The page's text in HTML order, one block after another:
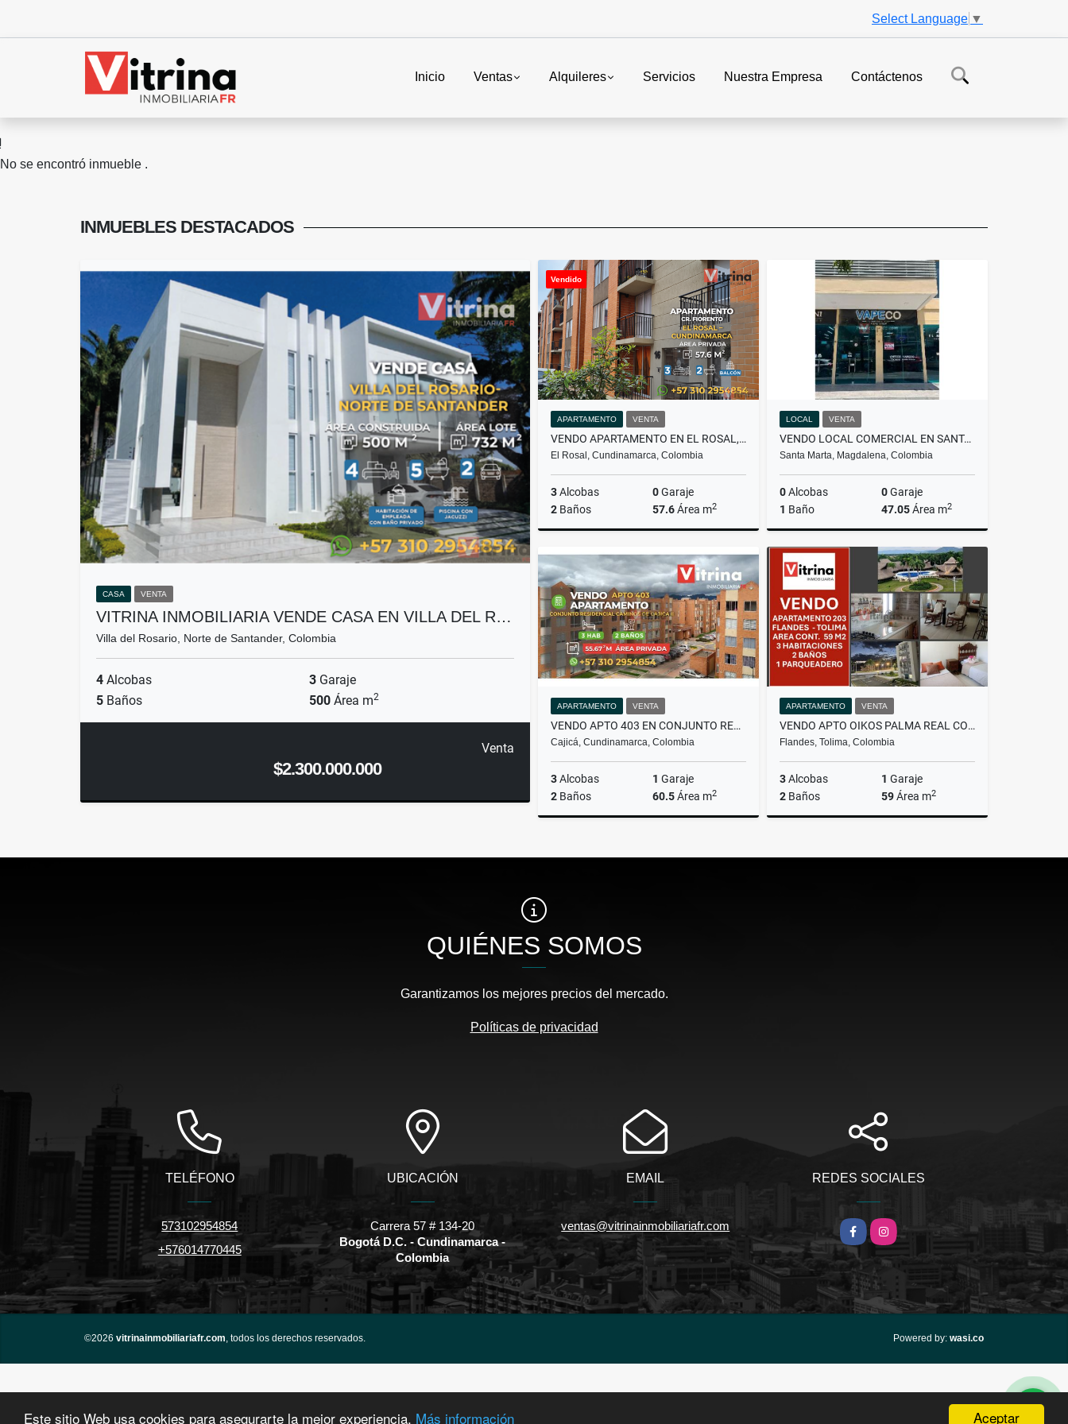
Aceptar
Este sitio Web usa cookies para asegurarte la mejor experiencia. Más información
Select Language ▼
Inicio Ventas Alquileres Servicios Nuestra Empresa Contáctenos
No se encontró inmueble .
INMUEBLES DESTACADOS
CASA VENTA
VITRINA INMOBILIARIA VENDE CASA EN VILLA DEL R…
Villa del Rosario, Norte de Santander, Colombia
4 Alcobas 3 Garaje
5 Baños 500 Área m2
Venta
$2.300.000.000
Vendido
APARTAMENTO VENTA
VENDO APARTAMENTO EN EL ROSAL, CUNDINAMARCA
El Rosal, Cundinamarca, Colombia
3Alcobas 0Garaje
2 Baños 57.6Área m2
Venta
$185.000.000
LOCAL VENTA
VENDO LOCAL COMERCIAL EN SANTA MARTA - EL MAYOR BUSINESS CENTER
Santa Marta, Magdalena, Colombia
0Alcobas 0Garaje
1 Baño 47.05Área m2
Venta
$315.000.000
APARTAMENTO VENTA
VENDO APTO 403 EN CONJUNTO RESIDENCIAL CAMINOS DE CAJICA II
Cajicá, Cundinamarca, Colombia
3Alcobas 1 Garaje
2 Baños 60.5Área m2
$245.000.000
APARTAMENTO VENTA
VENDO APTO OIKOS PALMA REAL COMPLETAMENTE TERMINADO
Flandes, Tolima, Colombia
3Alcobas 1 Garaje
2 Baños 59Área m2
$225.000.000
QUIÉNES SOMOS
Garantizamos los mejores precios del mercado.
Políticas de privacidad
TELÉFONO
573102954854
+576014770445
UBICACIÓN
Carrera 57 # 134-20
Bogotá D.C. - Cundinamarca -
Colombia
EMAIL
ventas@vitrinainmobiliariafr.com
REDES SOCIALES
Facebook
Instagram
©2026 vitrinainmobiliariafr.com, todos los derechos reservados. Powered by: wasi.co